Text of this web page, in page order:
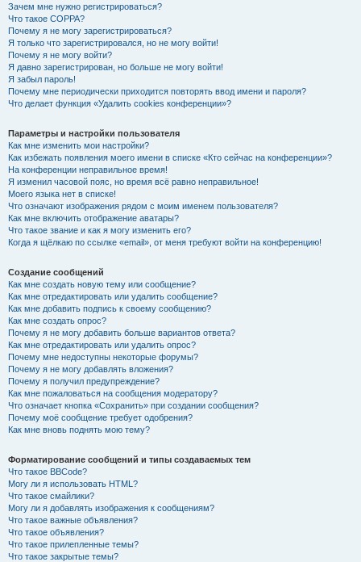
Зачем мне нужно регистрироваться?
Что такое COPPA?
Почему я не могу зарегистрироваться?
Я только что зарегистрировался, но не могу войти!
Почему я не могу войти?
Я давно зарегистрирован, но больше не могу войти!
Я забыл пароль!
Почему мне периодически приходится повторять ввод имени и пароля?
Что делает функция «Удалить cookies конференции»?
Параметры и настройки пользователя
Как мне изменить мои настройки?
Как избежать появления моего имени в списке «Кто сейчас на конференции»?
На конференции неправильное время!
Я изменил часовой пояс, но время всё равно неправильное!
Моего языка нет в списке!
Что означают изображения рядом с моим именем пользователя?
Как мне включить отображение аватары?
Что такое звание и как я могу изменить его?
Когда я щёлкаю по ссылке «email», от меня требуют войти на конференцию!
Создание сообщений
Как мне создать новую тему или сообщение?
Как мне отредактировать или удалить сообщение?
Как мне добавить подпись к своему сообщению?
Как мне создать опрос?
Почему я не могу добавить больше вариантов ответа?
Как мне отредактировать или удалить опрос?
Почему мне недоступны некоторые форумы?
Почему я не могу добавлять вложения?
Почему я получил предупреждение?
Как мне пожаловаться на сообщения модератору?
Что означает кнопка «Сохранить» при создании сообщения?
Почему моё сообщение требует одобрения?
Как мне вновь поднять мою тему?
Форматирование сообщений и типы создаваемых тем
Что такое BBCode?
Могу ли я использовать HTML?
Что такое смайлики?
Могу ли я добавлять изображения к сообщениям?
Что такое важные объявления?
Что такое объявления?
Что такое прилепленные темы?
Что такое закрытые темы?